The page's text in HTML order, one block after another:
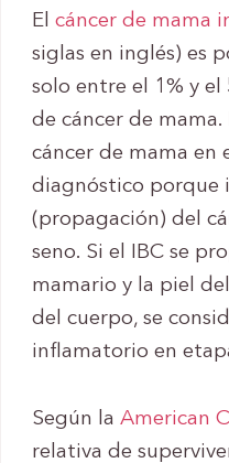
El cáncer de mama
siglas en inglés) es
solo entre el 1% y
de cáncer de mama.
cáncer de mama en
diagnóstico porque
(propagación) del
seno. Si el IBC se
mamario y la piel
del cuerpo, se
inflamatorio en
Según la American
relativa de